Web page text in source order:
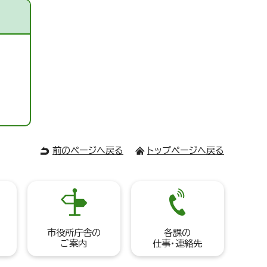
前のページへ戻る トップページへ戻る
市役所庁舎の
ご案内
各課の
仕事・連絡先